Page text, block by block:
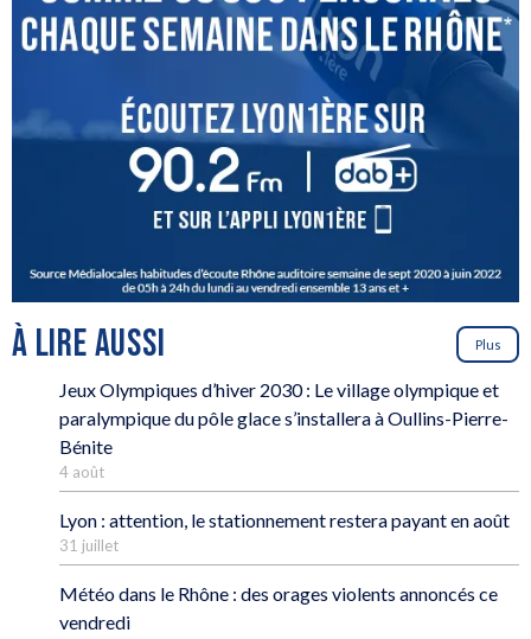
À LIRE AUSSI Plus
Jeux Olympiques d’hiver 2030 : Le village olympique et
paralympique du pôle glace s’installera à Oullins-Pierre-
Bénite
4 août
Lyon : attention, le stationnement restera payant en août
31 juillet
Météo dans le Rhône : des orages violents annoncés ce
vendredi